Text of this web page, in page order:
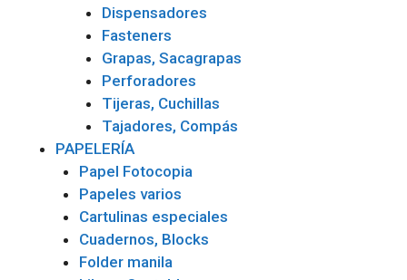
Dispensadores
Fasteners
Grapas, Sacagrapas
Perforadores
Tijeras, Cuchillas
Tajadores, Compás
PAPELERÍA
Papel Fotocopia
Papeles varios
Cartulinas especiales
Cuadernos, Blocks
Folder manila